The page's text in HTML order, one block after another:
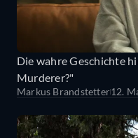
Die wahre Geschichte
Murderer?"
Markus Brandstetter12.